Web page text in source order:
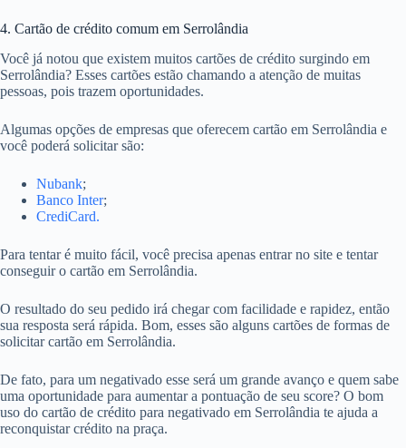
4. Cartão de crédito comum em Serrolândia
Você já notou que existem muitos cartões de crédito surgindo em
Serrolândia? Esses cartões estão chamando a atenção de muitas
pessoas, pois trazem oportunidades.
Algumas opções de empresas que oferecem cartão em Serrolândia e
você poderá solicitar são:
Nubank;
Banco Inter;
CrediCard.
Para tentar é muito fácil, você precisa apenas entrar no site e tentar
conseguir o cartão em Serrolândia.
O resultado do seu pedido irá chegar com facilidade e rapidez, então
sua resposta será rápida. Bom, esses são alguns cartões de formas de
solicitar cartão em Serrolândia.
De fato, para um negativado esse será um grande avanço e quem sabe
uma oportunidade para aumentar a pontuação de seu score? O bom
uso do cartão de crédito para negativado em Serrolândia te ajuda a
reconquistar crédito na praça.